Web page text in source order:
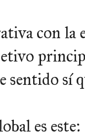
con la
sentido sí
es este: